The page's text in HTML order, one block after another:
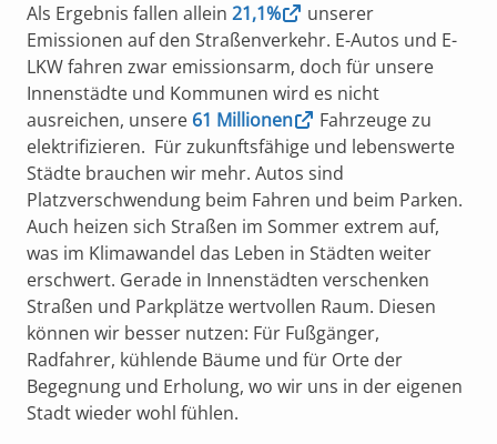
Als Ergebnis fallen allein 21,1%
unserer
Emissionen auf den Straßenverkehr. E-Autos und E-
LKW fahren zwar emissionsarm, doch für unsere
Innenstädte und Kommunen wird es nicht
ausreichen, unsere 61 Millionen
Fahrzeuge zu
elektrifizieren. Für zukunftsfähige und lebenswerte
Städte brauchen wir mehr. Autos sind
Platzverschwendung beim Fahren und beim Parken.
Auch heizen sich Straßen im Sommer extrem auf,
was im Klimawandel das Leben in Städten weiter
erschwert. Gerade in Innenstädten verschenken
Straßen und Parkplätze wertvollen Raum. Diesen
können wir besser nutzen: Für Fußgänger,
Radfahrer, kühlende Bäume und für Orte der
Begegnung und Erholung, wo wir uns in der eigenen
Stadt wieder wohl fühlen.